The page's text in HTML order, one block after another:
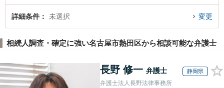
弁護士に相談したい』『相続人調査・確定のトラブル解決の実績豊富な近くの
弁護士を検索したい』『初回相談無料で相続人調査・確定を法律相談できる名
詳細条件 未選択 変更
相続人調査・確定に強い名古屋市熱田区から相談可能な弁護士
長野 修一 弁護士 静岡県
弁護士法人長野法律事務所